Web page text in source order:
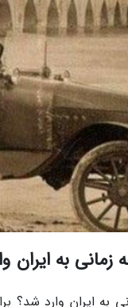
زمانی به ایران
به ایران وارد شد؟